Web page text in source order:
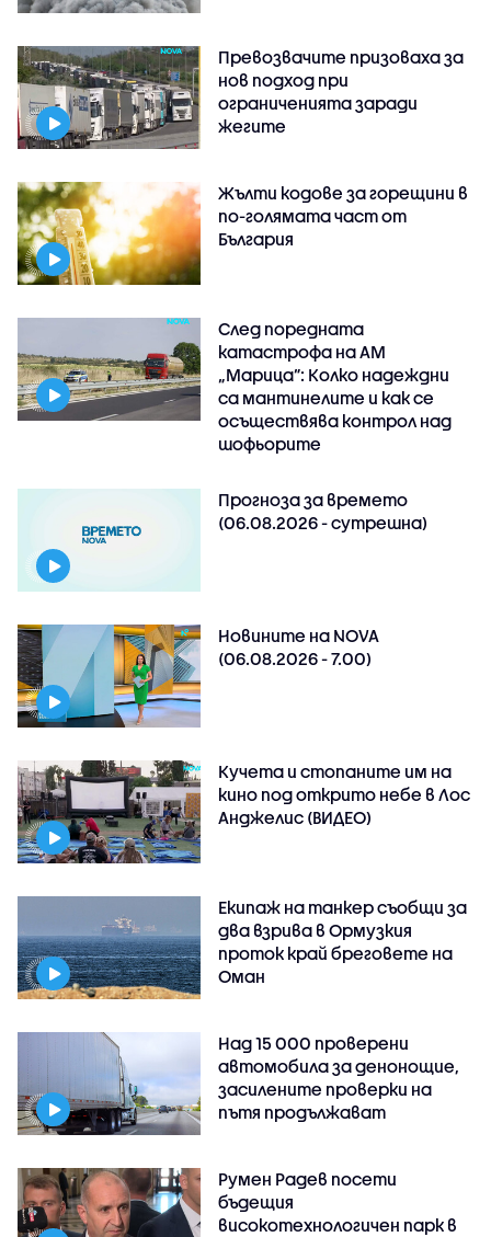
Превозвачите призоваха за
нов подход при
ограниченията заради
жегите
Жълти кодове за горещини в
по-голямата част от
България
След поредната
катастрофа на АМ
„Марица”: Колко надеждни
са мантинелите и как се
осъществява контрол над
шофьорите
Прогноза за времето
(06.08.2026 - сутрешна)
Новините на NOVA
(06.08.2026 - 7.00)
Кучета и стопаните им на
кино под открито небе в Лос
Анджелис (ВИДЕО)
Екипаж на танкер съобщи за
два взрива в Ормузкия
проток край бреговете на
Оман
Над 15 000 проверени
автомобила за денонощие,
засилените проверки на
пътя продължават
Румен Радев посети
бъдещия
високотехнологичен парк в